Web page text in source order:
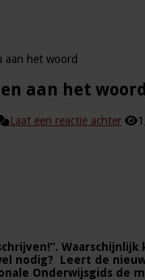
aan het woord
aan het woord
Laat een reactie achter
nodig? Leert de
Onderwijsgids de